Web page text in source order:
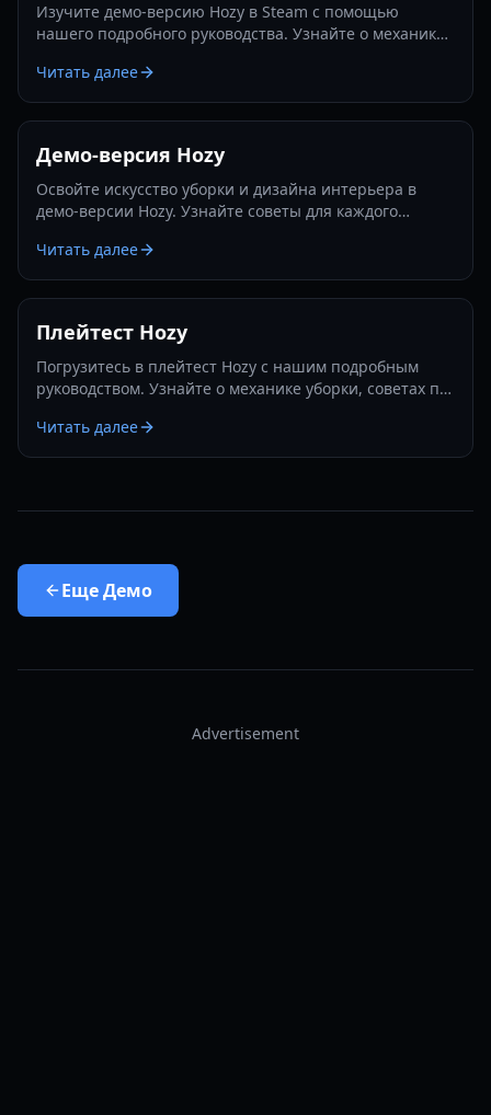
Изучите демо-версию Hozy в Steam с помощью
нашего подробного руководства. Узнайте о механике
версии 2026 года.
Читать далее
Демо-версия Hozy
Освойте искусство уборки и дизайна интерьера в
демо-версии Hozy. Узнайте советы для каждого
Пентхауса.
Читать далее
Плейтест Hozy
Погрузитесь в плейтест Hozy с нашим подробным
руководством. Узнайте о механике уборки, советах по
хит 2026 года.
Читать далее
ЕщеДемо
Advertisement